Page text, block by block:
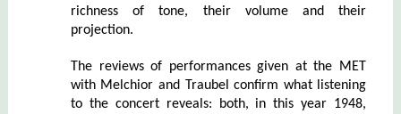
richness of tone, their volume and their
projection.
The reviews of performances given at the MET
with Melchior and Traubel confirm what listening
to the concert reveals: both, in this year 1948,